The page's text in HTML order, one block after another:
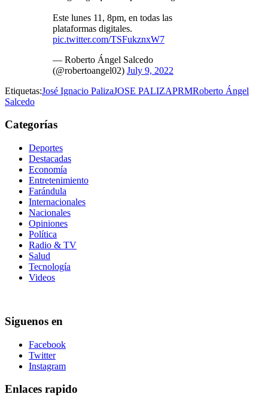
Este lunes 11, 8pm, en todas las
plataformas digitales.
pic.twitter.com/TSFukznxW7
— Roberto Ángel Salcedo
(@robertoangel02) July 9, 2022
Etiquetas:José Ignacio PalizaJOSE PALIZAPRMRoberto Ángel
Salcedo
Categorías
Deportes
Destacadas
Economía
Entretenimiento
Farándula
Internacionales
Nacionales
Opiniones
Política
Radio & TV
Salud
Tecnología
Videos
Siguenos en
Facebook
Twitter
Instagram
Enlaces rapido